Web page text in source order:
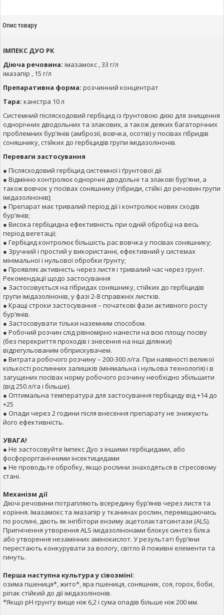
Опис товару
ІМПЕКС ДУО РК
Діюча речовина: імазамокс , 33 г/л
імазапір , 15 г/л
Препаративна форма: розчинний концентрат
Тара: каністра 10 л
Системний післясходовий гербіцид із ґрунтовою дією для знищення
однорічних дводольних та злакових, а також деяких багаторічних
проблемних бур’янів (амброзії, вовчка, осотів) у посівах гібридів
соняшнику, стійких до гербіцидів групи імідазолінонів.
Переваги застосування
● Післясходовий гербіцид системної і ґрунтової дії
● Відмінно контролює однорічні дводольні та злакові бур’яни, а
також вовчок у посівах соняшнику (гібриди, стійкі до речовин групи
імідазолінонів);
● Препарат має тривалий період дії і контролює нових сходів
бур’янів;
● Висока гербіцидна ефективність при одній обробці на весь
період вегетації;
● Гербіцид контролює більшість рас вовчка у посівах соняшнику;
● Зручний і простий у використанні, ефективний у системах
мінімальної і нульової обробки ґрунту;
● Проявляє активність через листя і тривалий час через грунт.
Рекомендації щодо застосування
● Застосовується на гібридах соняшнику, стійких до гербіцидів
групи імідазолінонів, у фазі 2-8 справжніх листків.
● Кращі строки застосування – початкові фази активного росту
бур’янів.
● Застосовувати тільки наземним способом.
● Робочий розчин слід рівномірно нанести на всю площу посіву
(без перекриття проходів і знесення на інші ділянки)
відрегульованим обприскувачем.
● Витрата робочого розчину – 200-300 л/га. При наявності великої
кількості рослинних залишків (мінімальна і нульова технологія) і в
загущених посівах норму робочого розчину необхідно збільшити
(від 250 л/га і більше).
● Оптимальна температура для застосування гербіциду від +14 до
+25
● Опади через 2 години після внесення препарату не знижують
його ефективність.
УВАГА!
● Не застосовуйте Імпекс Дуо з іншими гербіцидами, або
фосфороргганічними інсектицидами
● Не проводьте обробку, якщо рослини знаходяться в стресовому
стані.
Механізм дії
Діючі речовини потрапляють всередину бур’янів через листя та
коріння. Імазамокс та імазапір у тканинах рослин, переміщаючись
по рослині, діють як інгібітори ензиму ацетолактатсинтази (ALS).
Пригнічення утворення ALS імідазолінонами блокує синтез білка
або утворення незамінних амінокислот. У результаті бур’яни
перестають конкурувати за вологу, світло й поживні елементи та
гинуть.
Перша наступна культура у сівозміні:
озима пшениця*, жито*, яра пшениця, соняшник, соя, горох, боби,
ріпак стійкий до дії імідазолінонів.
*Якщо рН грунту вище ніж 6,2 і сума опадів більше ніж 200 мм.